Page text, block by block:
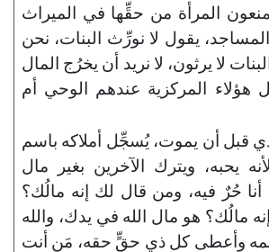
المرأة من حقِّها في الميراث
يقول لا نورِّث البنات، نحن
لا يرثون، لا نريد أن يخرُج المال
هؤلاء المركزية عندهم الوحي أم
قبل أن يموت، يُسجِّل أملاكه باسم
يحبه، ويترك الآخرين بغير مال
حُرٌ فيه، ومن قال لك إنه مالُك؟
مالُك؟ هو مال الله في يدك، والله
وأعطى كل ذي حقٍّ حقه، مَن أنت